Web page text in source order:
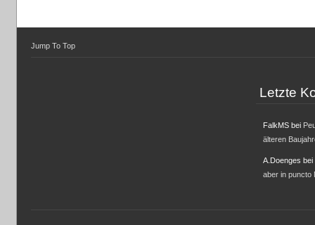
Jump To Top
Letzte
FalkMSbei
älteren
A.Doenges bei
aber in puncto